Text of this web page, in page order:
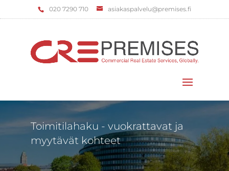
‌020 7290 710 asiakaspalvelu@premises.fi
Toimitilahaku - vuokrattavat ja
myytävät kohteet